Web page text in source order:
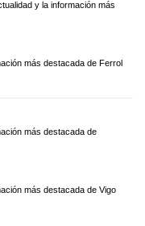
y la información más
más destacada de Ferrol
más destacada de
más destacada de Vigo